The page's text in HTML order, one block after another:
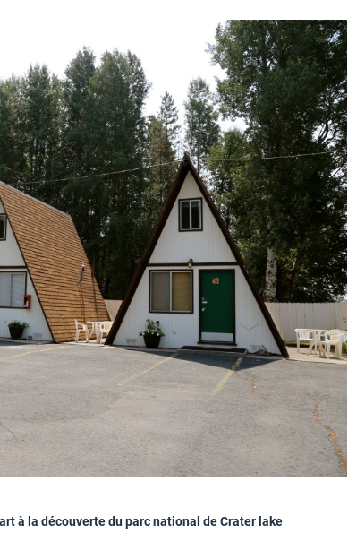
à la découverte du parc national de Crater lake